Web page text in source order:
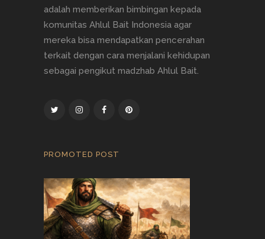
adalah memberikan bimbingan kepada
komunitas Ahlul Bait Indonesia agar
mereka bisa mendapatkan pencerahan
terkait dengan cara menjalani kehidupan
sebagai pengikut madzhab Ahlul Bait.
PROMOTED POST